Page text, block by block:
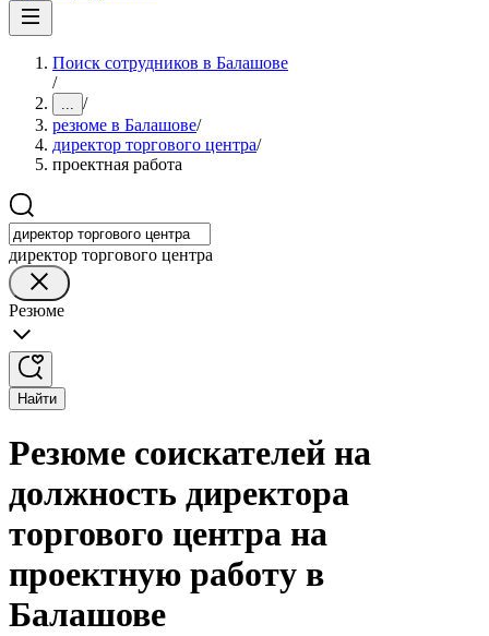
Поиск сотрудников в Балашове
/
... /
резюме в Балашове/
директор торгового центра/
проектная работа
директор торгового центра
Резюме
Найти
Резюме соискателей на
должность директора
торгового центра на
проектную работу в
Балашове